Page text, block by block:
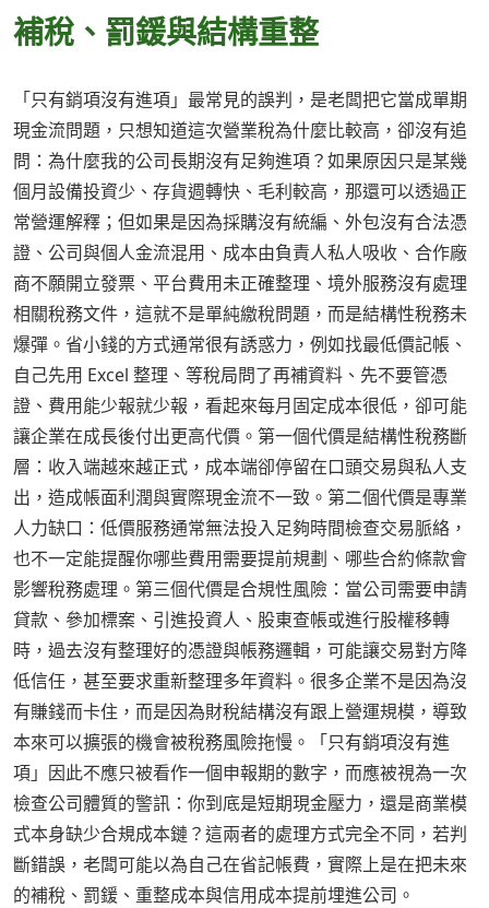
補稅、罰鍰與結構重整
「只有銷項沒有進項」最常見的誤判，是老闆把它當成單期
現金流問題，只想知道這次營業稅為什麼比較高，卻沒有追
問：為什麼我的公司長期沒有足夠進項？如果原因只是某幾
個月設備投資少、存貨週轉快、毛利較高，那還可以透過正
常營運解釋；但如果是因為採購沒有統編、外包沒有合法憑
證、公司與個人金流混用、成本由負責人私人吸收、合作廠
商不願開立發票、平台費用未正確整理、境外服務沒有處理
相關稅務文件，這就不是單純繳稅問題，而是結構性稅務未
爆彈。省小錢的方式通常很有誘惑力，例如找最低價記帳、
自己先用 Excel 整理、等稅局問了再補資料、先不要管憑
證、費用能少報就少報，看起來每月固定成本很低，卻可能
讓企業在成長後付出更高代價。第一個代價是結構性稅務斷
層：收入端越來越正式，成本端卻停留在口頭交易與私人支
出，造成帳面利潤與實際現金流不一致。第二個代價是專業
人力缺口：低價服務通常無法投入足夠時間檢查交易脈絡，
也不一定能提醒你哪些費用需要提前規劃、哪些合約條款會
影響稅務處理。第三個代價是合規性風險：當公司需要申請
貸款、參加標案、引進投資人、股東查帳或進行股權移轉
時，過去沒有整理好的憑證與帳務邏輯，可能讓交易對方降
低信任，甚至要求重新整理多年資料。很多企業不是因為沒
有賺錢而卡住，而是因為財稅結構沒有跟上營運規模，導致
本來可以擴張的機會被稅務風險拖慢。「只有銷項沒有進
項」因此不應只被看作一個申報期的數字，而應被視為一次
檢查公司體質的警訊：你到底是短期現金壓力，還是商業模
式本身缺少合規成本鏈？這兩者的處理方式完全不同，若判
斷錯誤，老闆可能以為自己在省記帳費，實際上是在把未來
的補稅、罰鍰、重整成本與信用成本提前埋進公司。